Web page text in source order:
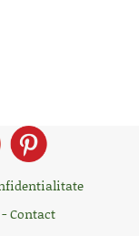
Contact